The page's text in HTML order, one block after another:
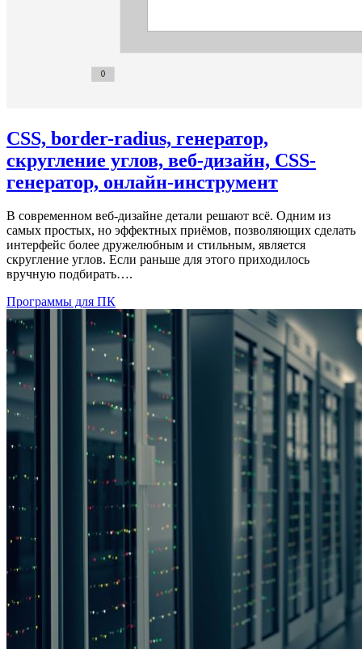
CSS, border-radius, генератор,
скругление углов, веб-дизайн, CSS-
генератор, онлайн-инструмент
В современном веб-дизайне детали решают всё. Одним из
самых простых, но эффектных приёмов, позволяющих сделать
интерфейс более дружелюбным и стильным, является
скругление углов. Если раньше для этого приходилось
вручную подбирать….
Программы для ПК